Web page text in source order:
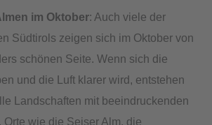
im Oktober: Auch viele der
Südtirols zeigen sich im Oktober von
schönen Seite. Wenn sich die
und die Luft klarer wird, entstehen
Landschaften mit beeindruckenden
Orte wie die Seiser Alm, die